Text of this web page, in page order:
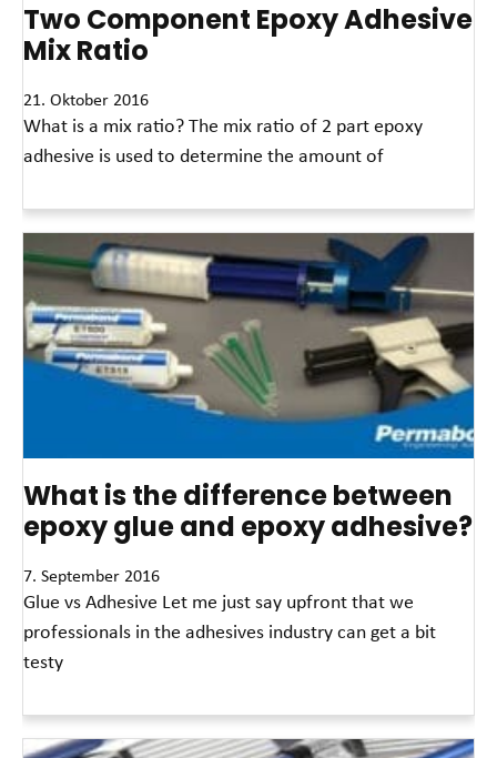
Two Component Epoxy Adhesive
Mix Ratio
21. Oktober 2016
What is a mix ratio? The mix ratio of 2 part epoxy
adhesive is used to determine the amount of
What is the difference between
epoxy glue and epoxy adhesive?
7. September 2016
Glue vs Adhesive Let me just say upfront that we
professionals in the adhesives industry can get a bit
testy